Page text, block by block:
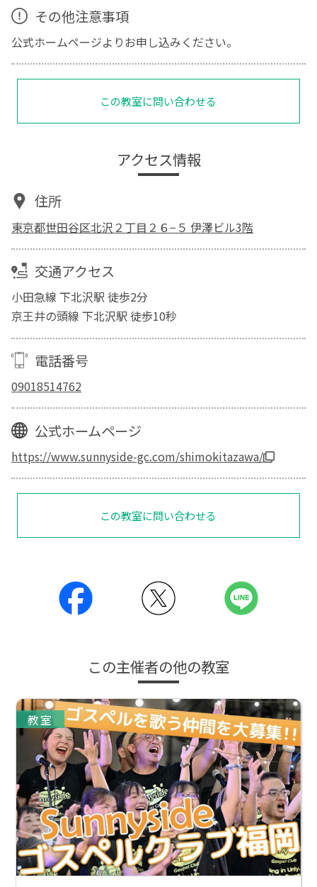
その他注意事項
公式ホームページよりお申し込みください。
この教室に問い合わせる
アクセス情報
住所
東京都世田谷区北沢２丁目２６−５ 伊澤ビル3階
交通アクセス
小田急線 下北沢駅 徒歩2分
京王井の頭線 下北沢駅 徒歩10秒
電話番号
09018514762
公式ホームページ
https://www.sunnyside-gc.com/shimokitazawa/
この教室に問い合わせる
この主催者の他の教室
教室